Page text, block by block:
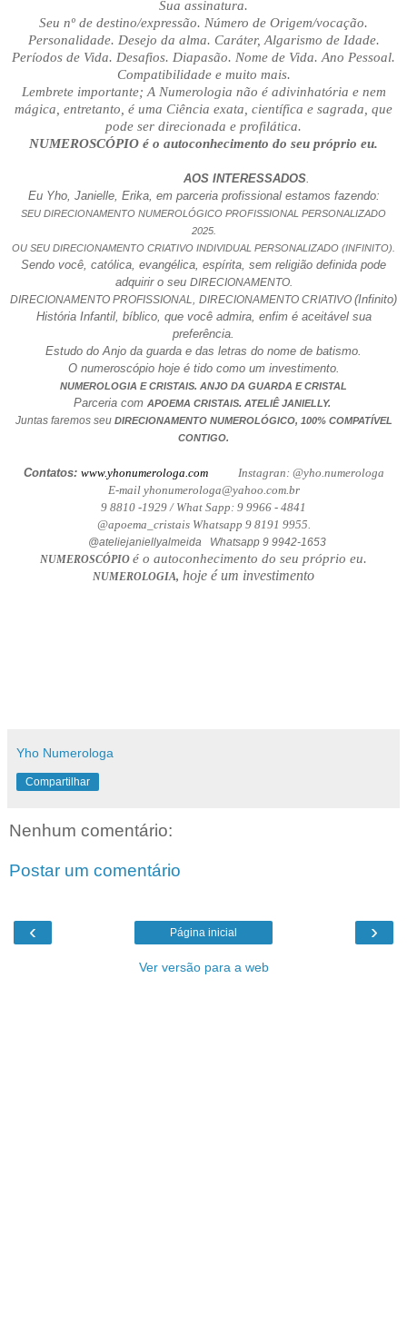
Sua assinatura.
Seu nº de destino/expressão. Número de Origem/vocação.
Personalidade. Desejo da alma. Caráter, Algarismo de Idade.
Períodos de Vida. Desafios. Diapasão. Nome de Vida. Ano Pessoal.
Compatibilidade e muito mais.
Lembrete importante; A Numerologia não é adivinhatória e nem
mágica, entretanto, é uma Ciência exata, científica e sagrada, que
pode ser direcionada e profilática.
NUMEROSCÓPIO é o autoconhecimento do seu próprio eu.
AOS INTERESSADOS.
Eu Yho, Janielle, Erika, em parceria profissional estamos fazendo:
SEU DIRECIONAMENTO NUMEROLÓGICO PROFISSIONAL PERSONALIZADO
2025.
OU SEU DIRECIONAMENTO CRIATIVO INDIVIDUAL PERSONALIZADO (INFINITO).
Sendo você, católica, evangélica, espírita, sem religião definida pode
adquirir o seu DIRECIONAMENTO.
DIRECIONAMENTO PROFISSIONAL, DIRECIONAMENTO CRIATIVO (Infinito)
História Infantil, bíblico, que você admira, enfim é aceitável sua
preferência.
Estudo do Anjo da guarda e das letras do nome de batismo.
O numeroscópio hoje é tido como um investimento.
NUMEROLOGIA E CRISTAIS. ANJO DA GUARDA E CRISTAL
Parceria com APOEMA CRISTAIS. ATELIÊ JANIELLY.
Juntas faremos seu DIRECIONAMENTO NUMEROLÓGICO, 100% COMPATÍVEL
CONTIGO.
Contatos: www.yhonumerologa.comInstagran: @yho.numerologa
E-mail yhonumerologa@yahoo.com.br
9 8810 -1929 / What Sapp: 9 9966 - 4841
@apoema_cristais Whatsapp 9 8191 9955.
@ateliejaniellyalmeida Whatsapp 9 9942-1653
NUMEROSCÓPIO é o autoconhecimento do seu próprio eu.
NUMEROLOGIA, hoje é um investimento
Yho Numerologa
Compartilhar
Nenhum comentário:
Postar um comentário
‹ ›
Página inicial
Ver versão para a web